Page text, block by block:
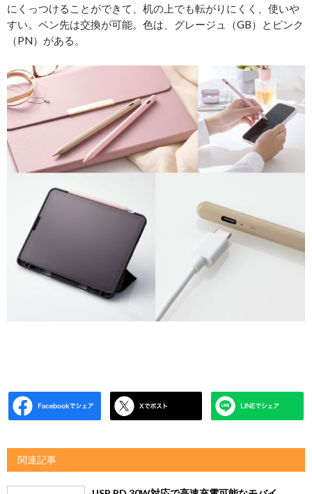
にくっつけることができて、机の上でも転がりにくく、使いや
すい。ペン先は交換が可能。色は、グレージュ（GB）とピンク
（PN）がある。
関連記事